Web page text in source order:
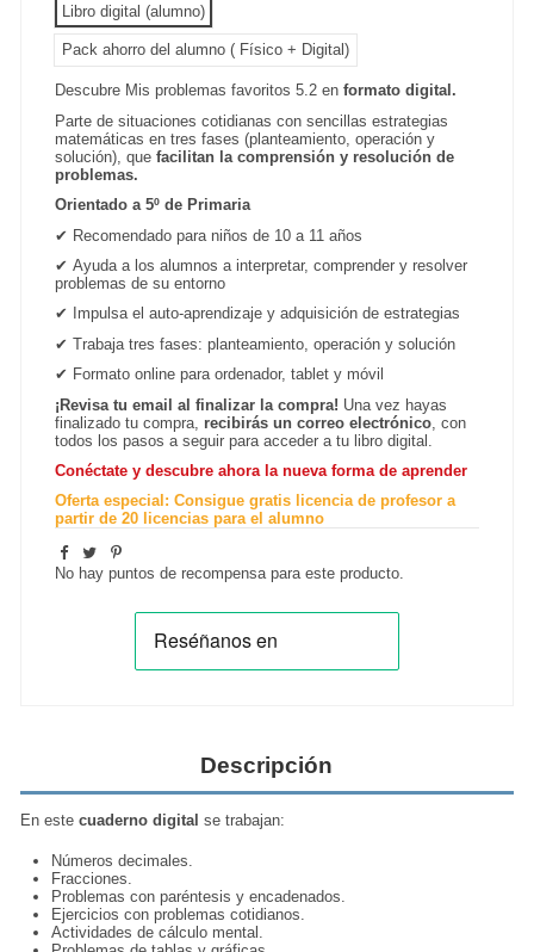
Libro digital (alumno)
Pack ahorro del alumno ( Físico + Digital)
Descubre Mis problemas favoritos 5.2 enformato digital.
Parte de situaciones cotidianas con sencillas estrategias
matemáticas en tres fases (planteamiento, operación y
solución), quefacilitan la comprensión y resolución de
problemas.
Orientado a 5º de Primaria
✔ Recomendado para niños de 10 a 11 años
✔ Ayuda a los alumnos a interpretar, comprender y resolver
problemas de su entorno
✔
Impulsa el auto-aprendizaje y adquisición de estrategias
✔ Trabaja tres fases: planteamiento, operación y solución
✔ Formato online para ordenador, tablet y móvil
¡Revisa tu email al finalizar la compra! Una vez hayas
finalizado tu compra, recibirás un correo electrónico , con
todos los pasos a seguir para acceder a tu libro digital.
Conéctate y descubre ahora la nueva forma de aprender
Oferta especial: Consigue gratis licencia de profesor a
partir de 20 licencias para el alumno
No hay puntos de recompensa para este producto.
Descripción
En estecuaderno digital se trabajan:
Números decimales.
Fracciones.
Problemas con paréntesis y encadenados.
Ejercicios con problemas cotidianos.
Actividades de cálculo mental.